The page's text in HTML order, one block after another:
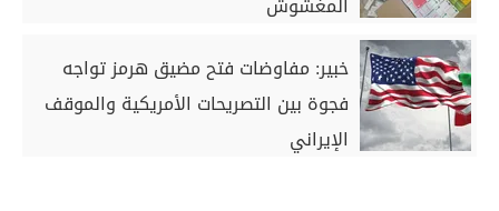
خبير: مفاوضات فتح مضيق هرمز تواجه
فجوة بين التصريحات الأمريكية والموقف
الإيراني